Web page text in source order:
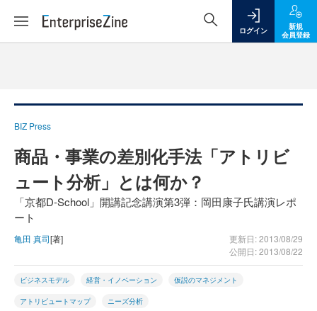
ログイン
新規
会員登録
BIZ Press
商品・事業の差別化手法「アトリビ
ュート分析」とは何か？
「京都D-School」開講記念講演第3弾：岡田康子氏講演レポ
ート
亀田 真司[著]
更新日: 2013/08/29
公開日: 2013/08/22
ビジネスモデル 経営・イノベーション 仮説のマネジメント
アトリビュートマップ ニーズ分析